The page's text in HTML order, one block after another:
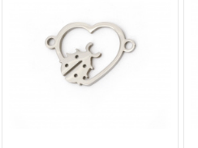
Alle
akzeptieren